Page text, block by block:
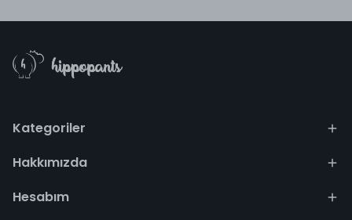
Kategoriler
Hakkımızda
Hesabım